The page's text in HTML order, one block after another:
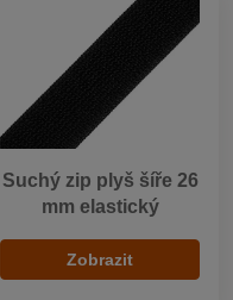
Suchý zip plyš šíře 26
mm elastický
Zobrazit